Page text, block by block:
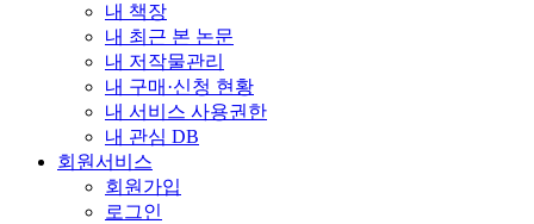
내 책장
내 최근 본 논문
내 저작물관리
내 구매·신청 현황
내 서비스 사용권한
내 관심 DB
회원서비스
회원가입
로그인